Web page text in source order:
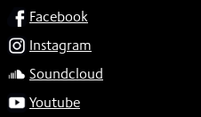
SOCIALFacebook
Instagram
Soundcloud
Youtube